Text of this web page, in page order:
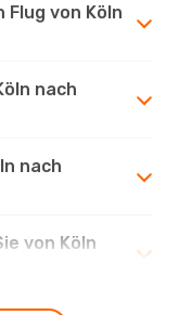
von Köln
nach
nach
von Köln